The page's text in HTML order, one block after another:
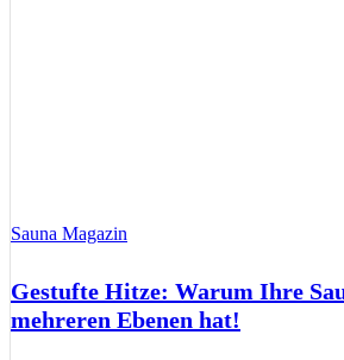
Sauna Magazin
Gestufte Hitze: Warum Ihre
mehreren Ebenen hat!